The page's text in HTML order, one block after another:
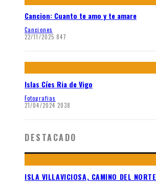
Cancion: Cuanto te amo y te amare
Canciones
22/11/2025 847
Islas Cíes Ria de Vigo
Fotografias
21/04/2024 2038
DESTACADO
ISLA VILLAVICIOSA, CAMINO DEL NORTE